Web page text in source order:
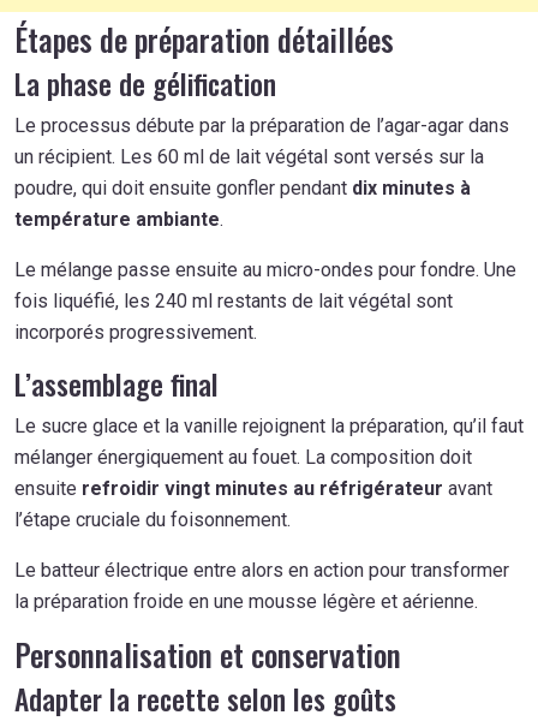
Étapes de préparation détaillées
La phase de gélification
Le processus débute par la préparation de l’agar-agar dans
un récipient. Les 60 ml de lait végétal sont versés sur la
poudre, qui doit ensuite gonfler pendant dix minutes à
température ambiante.
Le mélange passe ensuite au micro-ondes pour fondre. Une
fois liquéfié, les 240 ml restants de lait végétal sont
incorporés progressivement.
L’assemblage final
Le sucre glace et la vanille rejoignent la préparation, qu’il faut
mélanger énergiquement au fouet. La composition doit
ensuite refroidir vingt minutes au réfrigérateur avant
l’étape cruciale du foisonnement.
Le batteur électrique entre alors en action pour transformer
la préparation froide en une mousse légère et aérienne.
Personnalisation et conservation
Adapter la recette selon les goûts